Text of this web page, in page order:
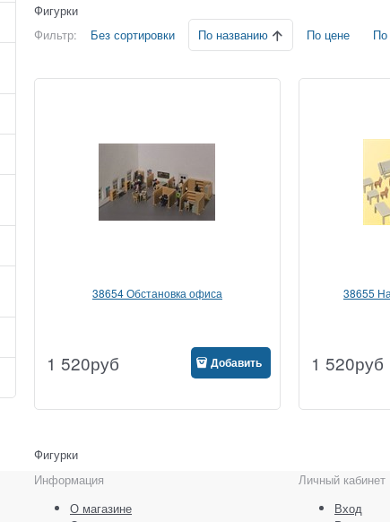
Фигурки
Фильтр:
Без сортировки По названию По цене По
38654 Обстановка офиса
1 520руб Добавить
38655
1 520руб
Фигурки
Информация
О магазине
Личный кабинет
Вход